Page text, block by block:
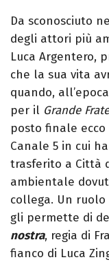
Da sconosciuto
degli attori più
Luca Argentero,
che la sua vita
quando,
per il Grande
posto finale
Canale 5 in cui
trasferito a Città
ambientale
collega. Un
gli permette di
nostra, regia di
fianco di Luca